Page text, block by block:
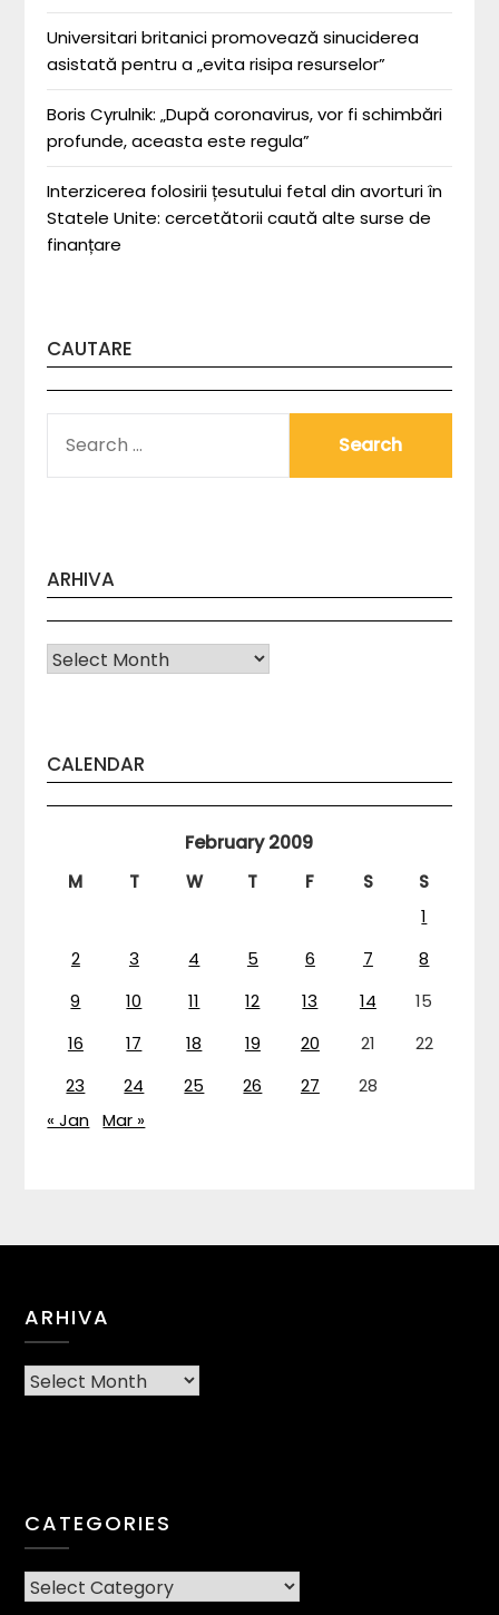
Universitari britanici promovează sinuciderea
asistată pentru a „evita risipa resurselor”
Boris Cyrulnik: „După coronavirus, vor fi schimbări
profunde, aceasta este regula”
Interzicerea folosirii țesutului fetal din avorturi în
Statele Unite: cercetătorii caută alte surse de
finanțare
CAUTARE
FOR:
ARHIVA
Arhiva
CALENDAR
February 2009
M T W T F S
S
1
2
3 4 5 6 7
8
9
10 11 12 13 14
15
16
17 18 19 20 21
22
23
24 25 26 27
28
« Jan Mar »
ARHIVA
Arhiva
CATEGORIES
CATEGORIES